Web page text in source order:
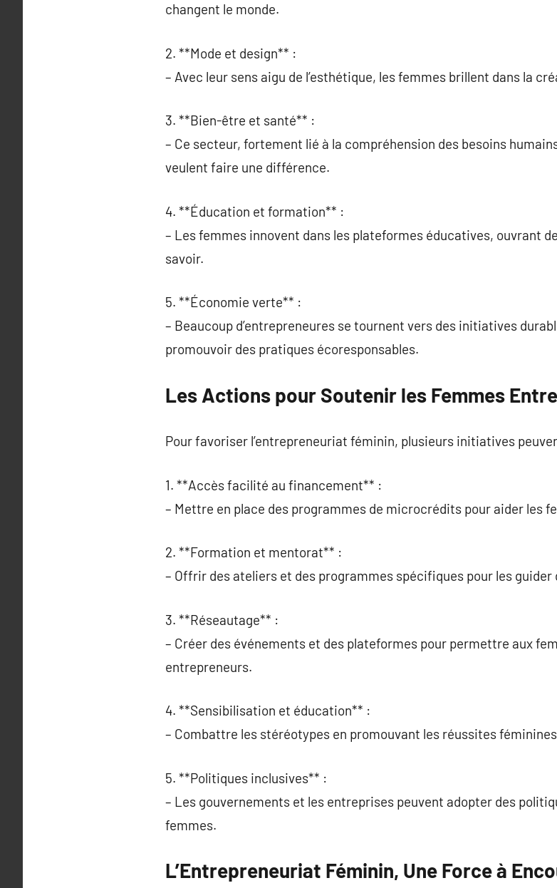
changent le monde.
2. **Mode et design** :
– Avec leur sens aigu de l’esthétique, les femmes brillent dans la
3. **Bien-être et santé** :
– Ce secteur, fortement lié à la compréhension des besoins
veulent faire une différence.
4. **Éducation et formation** :
– Les femmes innovent dans les plateformes éducatives, ouvrant
savoir.
5. **Économie verte** :
– Beaucoup d’entrepreneures se tournent vers des initiatives
promouvoir des pratiques écoresponsables.
Les Actions pour Soutenir les Femmes
Pour favoriser l’entrepreneuriat féminin, plusieurs initiatives
1. **Accès facilité au financement** :
– Mettre en place des programmes de microcrédits pour aider les
2. **Formation et mentorat** :
– Offrir des ateliers et des programmes spécifiques pour les
3. **Réseautage** :
– Créer des événements et des plateformes pour permettre aux
entrepreneurs.
4. **Sensibilisation et éducation** :
– Combattre les stéréotypes en promouvant les réussites
5. **Politiques inclusives** :
– Les gouvernements et les entreprises peuvent adopter des
femmes.
L’Entrepreneuriat Féminin, Une Force à